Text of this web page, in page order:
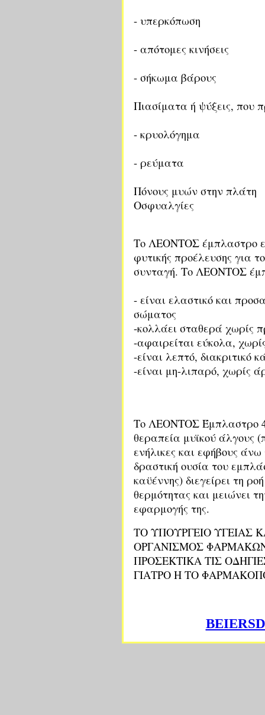
- υπερκόπωση
- απότομες κινήσεις
- σήκωμα βάρους
Πιασίματα ή ψύξεις, που
- κρυολόγημα
- ρεύματα
Πόνους μυών στην πλάτη
Οσφυαλγίες
Το ΛΕΟΝΤΟΣ έμπλαστρο
φυτικής προέλευσης για
συνταγή. Το ΛΕΟΝΤΟΣ
- είναι ελαστικό και
σώματος
-κολλάει σταθερά χωρίς
-αφαιρείται εύκολα,
-είναι λεπτό, διακριτικό
-είναι μη-λιπαρό, χωρίς
Το ΛΕΟΝΤΟΣ Έμπλαστρο
θεραπεία μυϊκού άλγους
ενήλικες και εφήβους
δραστική ουσία του
καϋέννης) διεγείρει τη
θερμότητας και μειώνει
εφαρμογής της.
TO ΥΠΟΥΡΓΕΙΟ ΥΓΕΙΑΣ
ΟΡΓΑΝΙΣΜΟΣ
ΠΡΟΣΕΚΤΙΚΑ ΤΙΣ
ΓΙΑΤΡΟ Η ΤΟ